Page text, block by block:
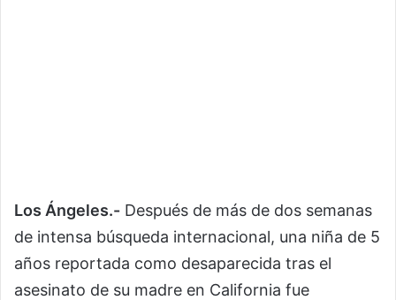
Los Ángeles.- Después de más de dos semanas
de intensa búsqueda internacional, una niña de 5
años reportada como desaparecida tras el
asesinato de su madre en California fue